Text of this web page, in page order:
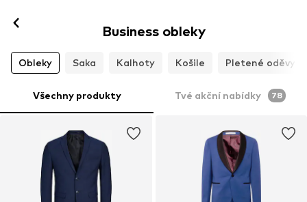
Business obleky
Obleky Saka Kalhoty Košile Pletené oděvy
Všechny produkty Tvé akční nabídky 78